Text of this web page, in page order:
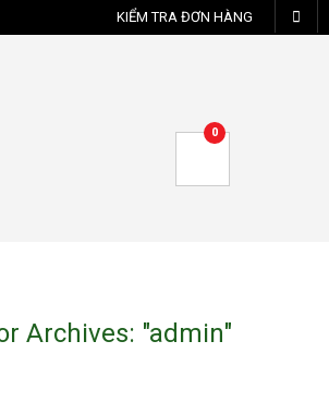
KIỂM TRA ĐƠN HÀNG
0
Archives: "admin"